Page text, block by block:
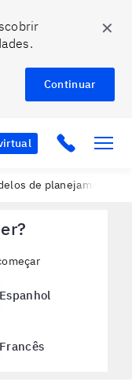
Continuar
✕
Click to
de planejamento
Espanhol
Francês